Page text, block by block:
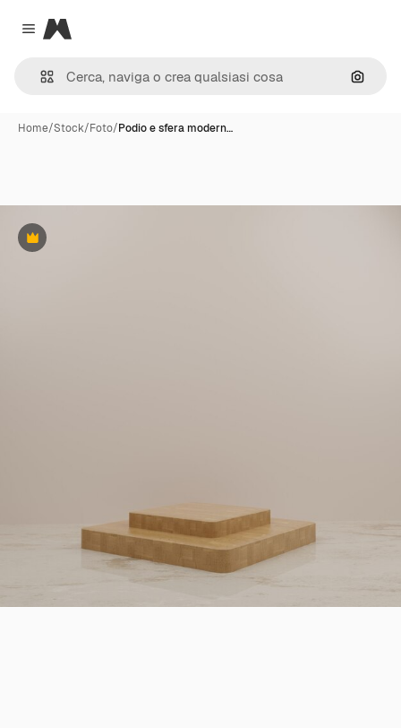
Close menu
Magnific
Cerca
Home/Stock/Foto/Podio e sfera modern…
Premium